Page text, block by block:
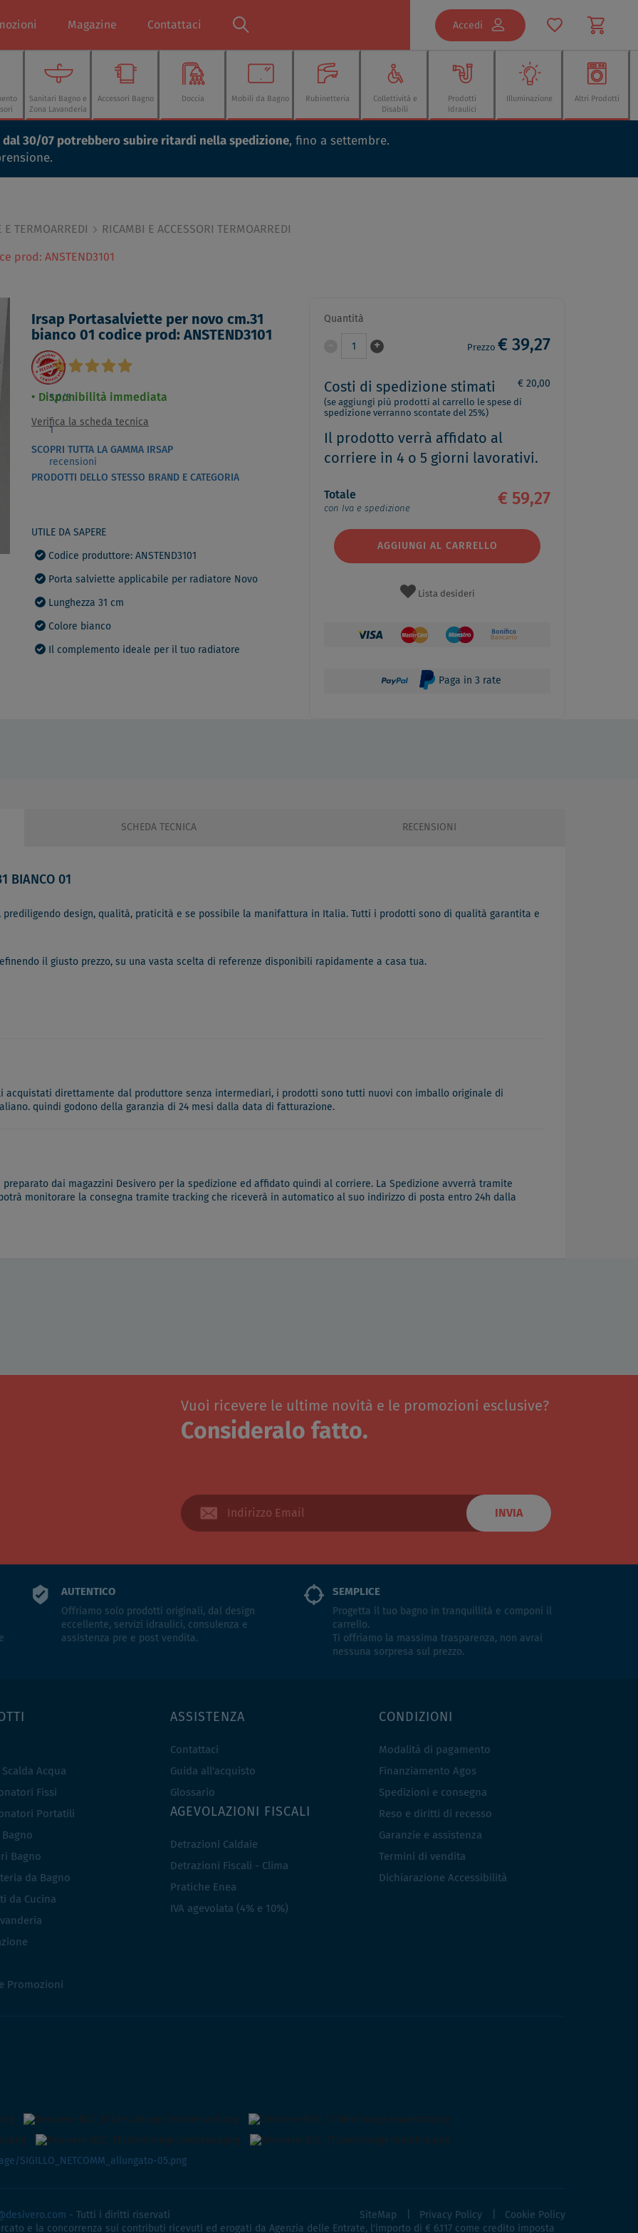
Magazine Contattaci Accedi
Sanitari Bagno e
Zona Lavanderia
Accessori Bagno Doccia Mobili da Bagno Rubinetteria
Collettività e
Disabili
Prodotti
Idraulici
Illuminazione Altri Prodotti
30/07 potrebbero subire ritardi nella spedizione, fino a settembre.
E TERMOARREDI
RICAMBI E ACCESSORI TERMOARREDI
prod: ANSTEND3101
Irsap Portasalviette per novo cm.31
bianco 01 codice prod: ANSTEND3101
5,0/5
1
recensioni
Disponibilità immediata
Verifica la scheda tecnica
SCOPRI TUTTA LA GAMMA IRSAP
PRODOTTI DELLO STESSO BRAND E CATEGORIA
UTILE DA SAPERE
Codice produttore: ANSTEND3101
Porta salviette applicabile per radiatore Novo
Lunghezza 31 cm
Colore bianco
Il complemento ideale per il tuo radiatore
Quantità
1 + Prezzo € 39,27
Costi di spedizione stimati € 20,00
(se aggiungi più prodotti al carrello le spese di
spedizione verranno scontate del 25%)
Il prodotto verrà affidato al
corriere in 4 o 5 giorni lavorativi.
Totale
con Iva e spedizione
€ 59,27
AGGIUNGI AL CARRELLO
Lista desideri
Paga in 3 rate
SCHEDA TECNICA RECENSIONI
BIANCO 01
design, qualità, praticità e se possibile la manifattura in Italia. Tutti i prodotti sono di qualità garantita e
il giusto prezzo, su una vasta scelta di referenze disponibili rapidamente a casa tua.
acquistati direttamente dal produttore senza intermediari, i prodotti sono tutti nuovi con imballo originale di
quindi godono della garanzia di 24 mesi dalla data di fatturazione.
dai magazzini Desivero per la spedizione ed affidato quindi al corriere. La Spedizione avverrà tramite
potrà monitorare la consegna tramite tracking che riceverà in automatico al suo indirizzo di posta entro 24h dalla
Vuoi ricevere le ultime novità e le promozioni esclusive?
Consideralo fatto.
INVIA
AUTENTICO
Offriamo solo prodotti originali, dal design
eccellente, servizi idraulici, consulenza e
assistenza pre e post vendita.
SEMPLICE
Progetta il tuo bagno in tranquillità e componi il
carrello.
Ti offriamo la massima trasparenza, non avrai
nessuna sorpresa sul prezzo.
Acqua
Fissi
Portatili
Bagno
da Bagno
da Cucina
Promozioni
ASSISTENZA
Contattaci
Guida all'acquisto
Glossario
AGEVOLAZIONI FISCALI
Detrazioni Caldaie
Detrazioni Fiscali - Clima
Pratiche Enea
IVA agevolata (4% e 10%)
CONDIZIONI
Modalità di pagamento
Finanziamento Agos
Spedizioni e consegna
Reso e diritti di recesso
Garanzie e assistenza
Termini di vendita
Dichiarazione Accessibilità
- Tutti i diritti riservati SiteMap Privacy Policy
Cookie Policy
e la concorrenza sui contributi ricevuti ed erogati da Agenzia delle Entrate, l'importo di € 6.117 come credito imposta